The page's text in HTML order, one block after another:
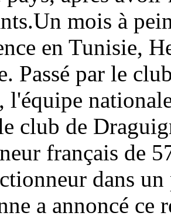
mois à
en Tunisie,
Passé par le
l'équipe
club de
français de
dans
a annoncé ce